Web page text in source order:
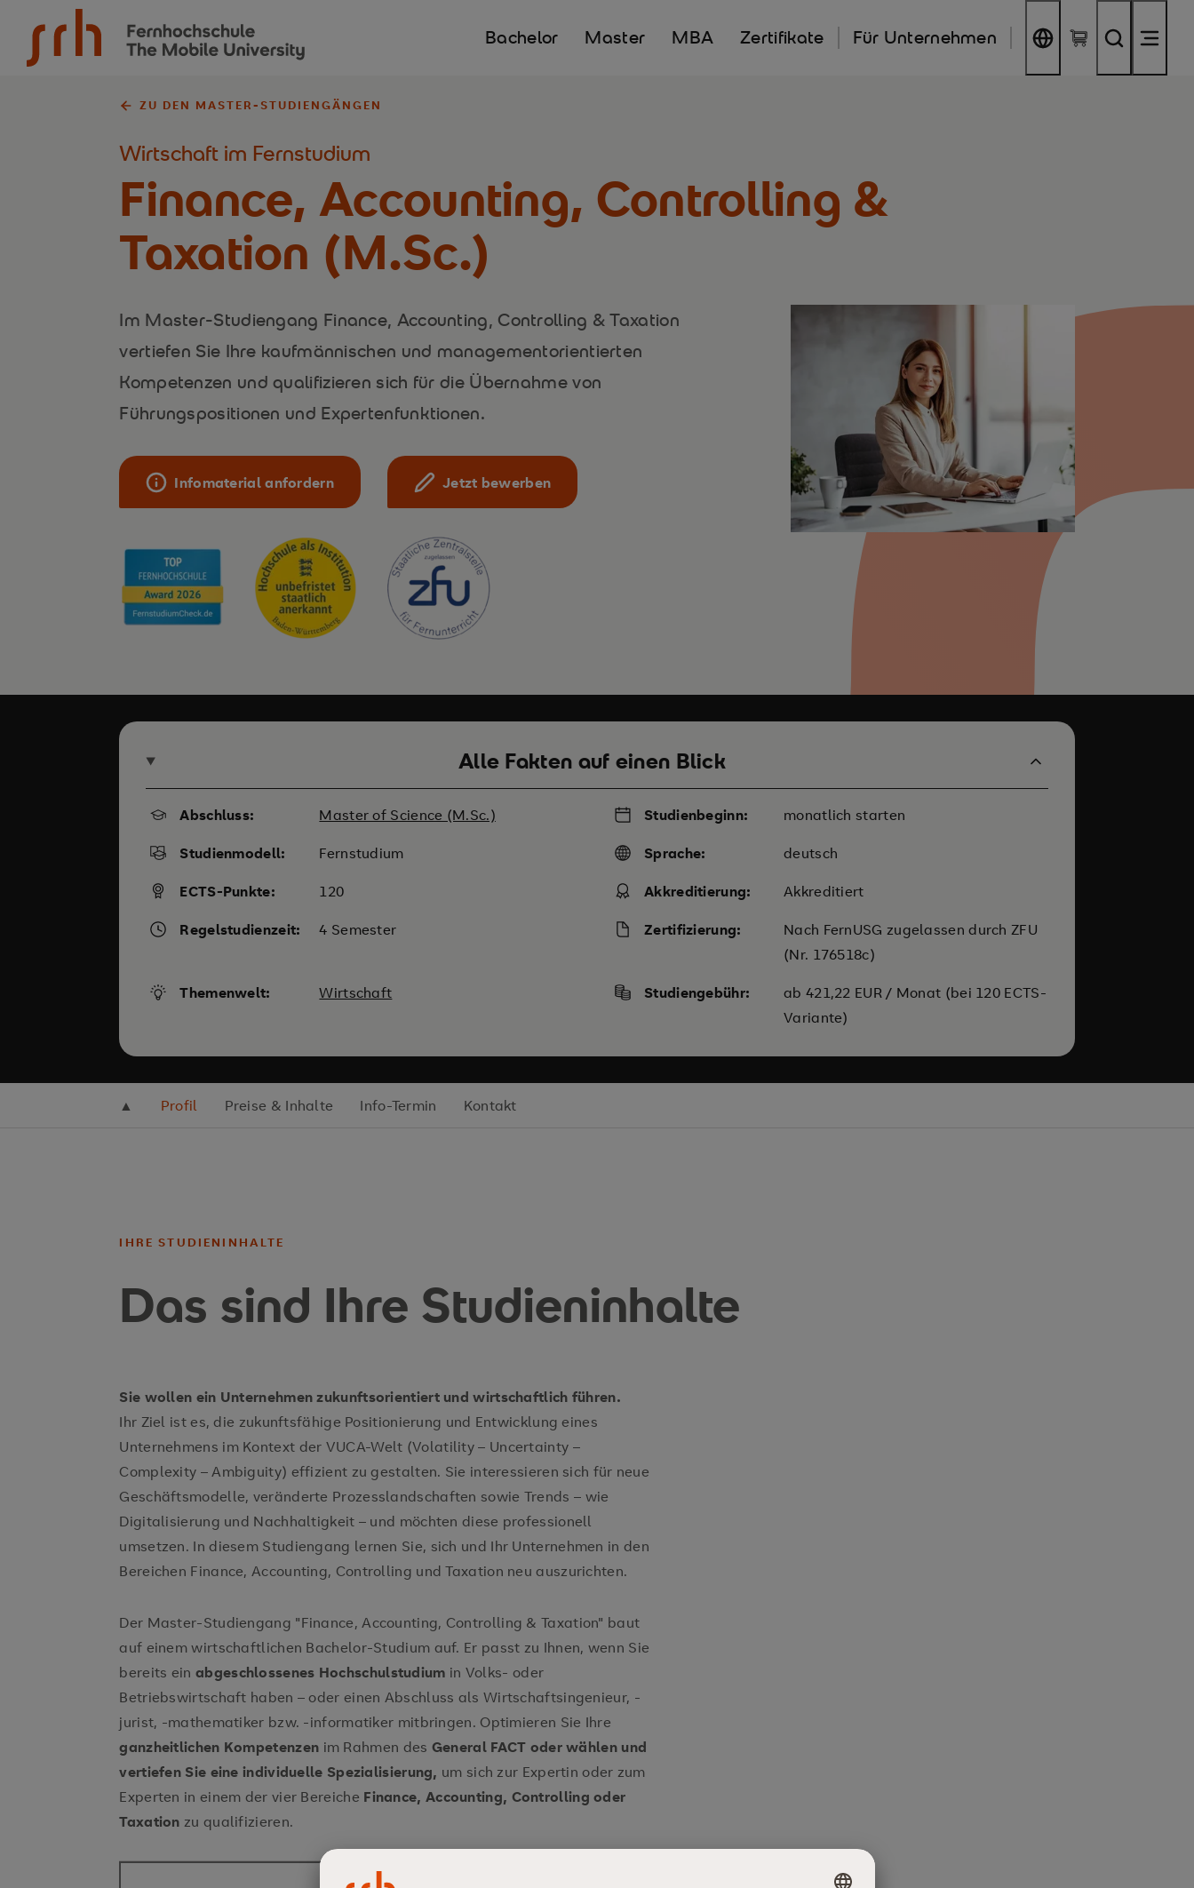
Bachelor Master MBA Zertifikate Für Unternehmen
ZU DEN MASTER-STUDIENGÄNGEN
Wirtschaft im Fernstudium
Finance, Accounting, Controlling &
Taxation (M.Sc.)
Im Master-Studiengang Finance, Accounting, Controlling & Taxation
vertiefen Sie Ihre kaufmännischen und managementorientierten
Kompetenzen und qualifizieren sich für die Übernahme von
Führungspositionen und Expertenfunktionen.
Infomaterial anfordern Jetzt bewerben
Alle Fakten auf einen Blick
Abschluss: Master of Science (M.Sc.) Studienbeginn:
monatlich starten
Studienmodell:
Fernstudium Sprache:
deutsch
ECTS-Punkte:
120 Akkreditierung:
Akkreditiert
Regelstudienzeit:
4 Semester Zertifizierung:
Nach FernUSG zugelassen durch ZFU
(Nr. 176518c)
Themenwelt:
Wirtschaft Studiengebühr:
ab 421,22 EUR / Monat (bei 120 ECTS-
Variante)
▲ Profil Preise & Inhalte Info-Termin Kontakt
IHRE STUDIENINHALTE
Das sind Ihre Studieninhalte
Sie wollen ein Unternehmen zukunftsorientiert und wirtschaftlich führen.
Ihr Ziel ist es, die zukunftsfähige Positionierung und Entwicklung eines
Unternehmens im Kontext der VUCA-Welt (Volatility – Uncertainty –
Complexity – Ambiguity) effizient zu gestalten. Sie interessieren sich für neue
Geschäftsmodelle, veränderte Prozesslandschaften sowie Trends – wie
Digitalisierung und Nachhaltigkeit – und möchten diese professionell
umsetzen. In diesem Studiengang lernen Sie, sich und Ihr Unternehmen in den
Bereichen Finance, Accounting, Controlling und Taxation neu auszurichten.
Der Master-Studiengang "Finance, Accounting, Controlling & Taxation" baut
auf einem wirtschaftlichen Bachelor-Studium auf. Er passt zu Ihnen, wenn Sie
bereits ein abgeschlossenes Hochschulstudium in Volks- oder
Betriebswirtschaft haben – oder einen Abschluss als Wirtschaftsingenieur, -
jurist, -mathematiker bzw. -informatiker mitbringen. Optimieren Sie Ihre
ganzheitlichen Kompetenzen im Rahmen des General FACT oder wählen und
vertiefen Sie eine individuelle Spezialisierung, um sich zur Expertin oder zum
Experten in einem der vier Bereiche Finance, Accounting, Controlling oder
Taxation zu qualifizieren.